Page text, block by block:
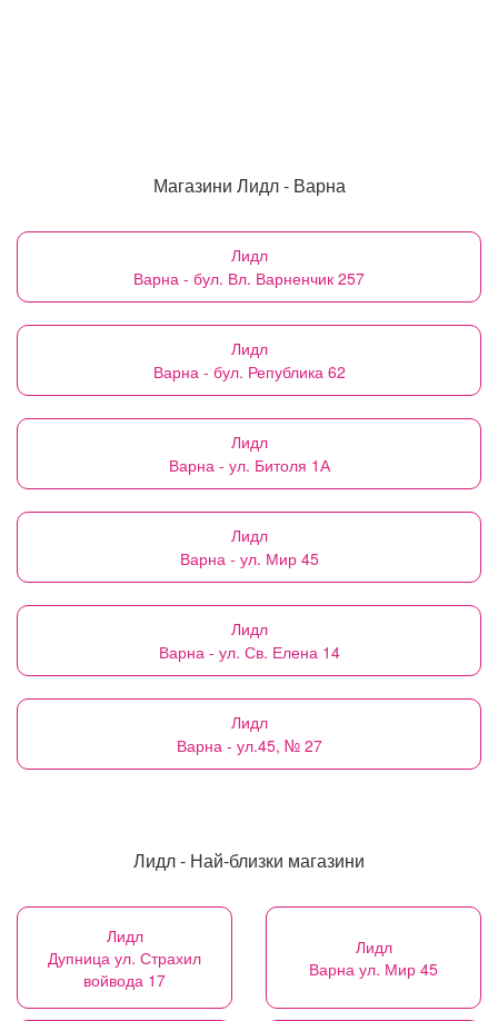
Магазини Лидл - Варна
Лидл
Варна - бул. Вл. Варненчик 257
Лидл
Варна - бул. Република 62
Лидл
Варна - ул. Битоля 1А
Лидл
Варна - ул. Мир 45
Лидл
Варна - ул. Св. Елена 14
Лидл
Варна - ул.45, № 27
Лидл - Най-близки магазини
Лидл
Дупница ул. Страхил
войвода 17
Лидл
Варна ул. Мир 45